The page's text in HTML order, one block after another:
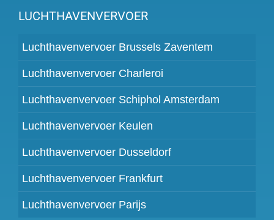
LUCHTHAVENVERVOER
Luchthavenvervoer Brussels Zaventem
Luchthavenvervoer Charleroi
Luchthavenvervoer Schiphol Amsterdam
Luchthavenvervoer Keulen
Luchthavenvervoer Dusseldorf
Luchthavenvervoer Frankfurt
Luchthavenvervoer Parijs